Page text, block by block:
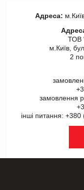
Адреса:
ТОВ
м.Київ,
2
замовлення
інші питання: